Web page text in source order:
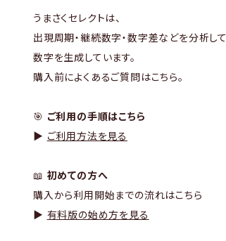
うまさくセレクトは、
出現周期・継続数字・数字差などを分析して
数字を生成しています。
購入前によくあるご質問はこちら。
🎯 ご利用の手順はこちら
▶ ご利用方法を見る
📖 初めての方へ
購入から利用開始までの流れはこちら
▶ 有料版の始め方を見る